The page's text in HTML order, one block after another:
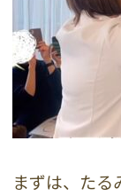
まずは、た